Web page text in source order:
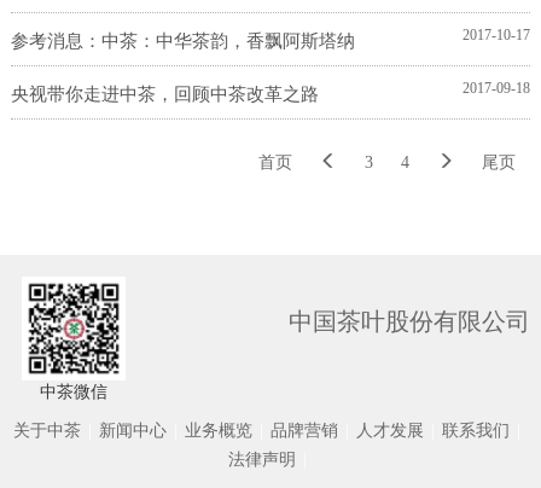
2017-10-17
参考消息：中茶：中华茶韵，香飘阿斯塔纳
2017-09-18
央视带你走进中茶，回顾中茶改革之路
首页 3 4 尾页
中国茶叶股份有限公司
中茶微信
关于中茶 新闻中心 业务概览 品牌营销 人才发展 联系我们
法律声明